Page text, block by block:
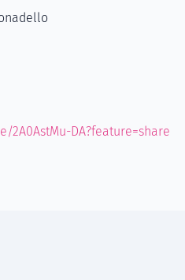
DA?feature=share